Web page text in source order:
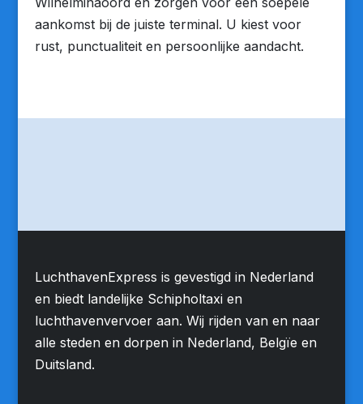
aankomst bij de juiste terminal. U kiest voor
rust, punctualiteit en persoonlijke aandacht.
LuchthavenExpress is gevestigd in Nederland
en biedt landelijke Schipholtaxi en
luchthavenvervoer aan. Wij rijden van en naar
alle steden en dorpen in Nederland, Belgïe en
Duitsland.